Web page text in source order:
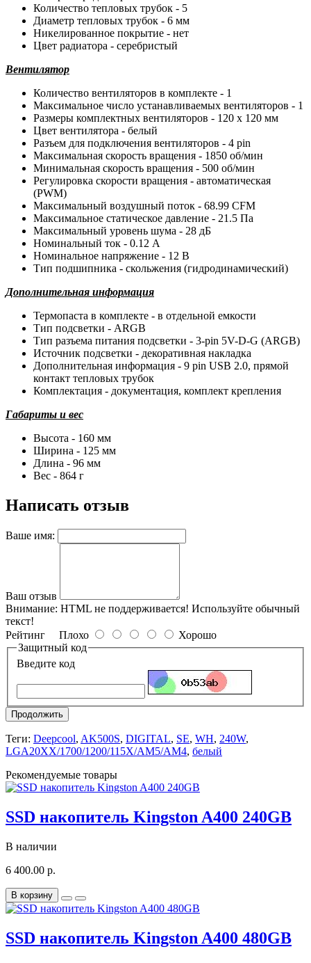
Количество тепловых трубок - 5
Диаметр тепловых трубок - 6 мм
Никелированное покрытие - нет
Цвет радиатора - серебристый
Вентилятор
Количество вентиляторов в комплекте - 1
Максимальное число устанавливаемых вентиляторов - 1
Размеры комплектных вентиляторов - 120 x 120 мм
Цвет вентилятора - белый
Разъем для подключения вентиляторов - 4 pin
Максимальная скорость вращения - 1850 об/мин
Минимальная скорость вращения - 500 об/мин
Регулировка скорости вращения - автоматическая
(PWM)
Максимальный воздушный поток - 68.99 CFM
Максимальное статическое давление - 21.5 Па
Максимальный уровень шума - 28 дБ
Номинальный ток - 0.12 А
Номинальное напряжение - 12 В
Тип подшипника - скольжения (гидродинамический)
Дополнительная информация
Термопаста в комплекте - в отдельной емкости
Тип подсветки - ARGB
Тип разъема питания подсветки - 3-pin 5V-D-G (ARGB)
Источник подсветки - декоративная накладка
Дополнительная информация - 9 pin USB 2.0, прямой
контакт тепловых трубок
Комплектация - документация, комплект крепления
Габариты и вес
Высота - 160 мм
Ширина - 125 мм
Длина - 96 мм
Вес - 864 г
Написать отзыв
Ваше имя:
Ваш отзыв
Внимание: HTML не поддерживается! Используйте обычный
текст!
Рейтинг Плохо
Хорошо
Защитный код
Введите код
Продолжить
Теги: Deepcool, AK500S, DIGITAL, SE, WH, 240W,
LGA20XX/1700/1200/115X/AM5/AM4, белый
Рекомендуемые товары
SSD накопитель Kingston A400 240GB
В наличии
6 400.00 р.
В корзину
SSD накопитель Kingston A400 480GB